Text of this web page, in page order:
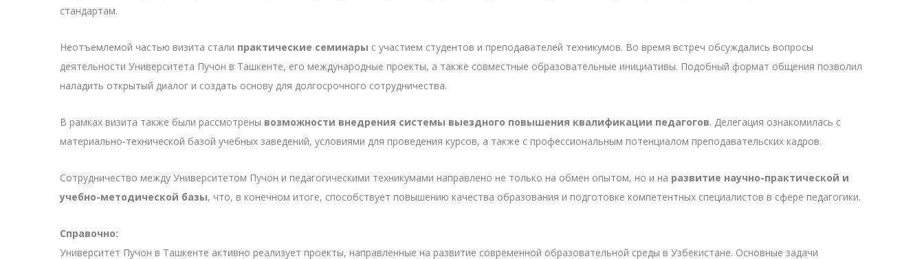
стандартам.
Неотъемлемой частью визита стали практические семинары с участием студентов и преподавателей техникумов. Во время встреч обсуждались вопросы
деятельности Университета Пучон в Ташкенте, его международные проекты, а также совместные образовательные инициативы. Подобный формат общения позволил
наладить открытый диалог и создать основу для долгосрочного сотрудничества.
В рамках визита также были рассмотрены возможности внедрения системы выездного повышения квалификации педагогов. Делегация ознакомилась с
материально-технической базой учебных заведений, условиями для проведения курсов, а также с профессиональным потенциалом преподавательских кадров.
Сотрудничество между Университетом Пучон и педагогическими техникумами направлено не только на обмен опытом, но и на развитие научно-практической и
учебно-методической базы, что, в конечном итоге, способствует повышению качества образования и подготовке компетентных специалистов в сфере педагогики.
Справочно:
Университет Пучон в Ташкенте активно реализует проекты, направленные на развитие современной образовательной среды в Узбекистане. Основные задачи